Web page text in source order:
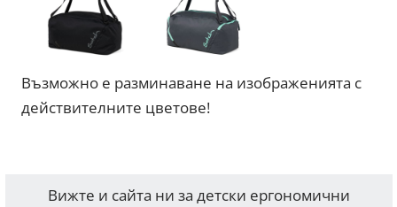
Възможно е разминаване на изображенията с
действителните цветове!
Вижте и сайта ни за детски ергономични